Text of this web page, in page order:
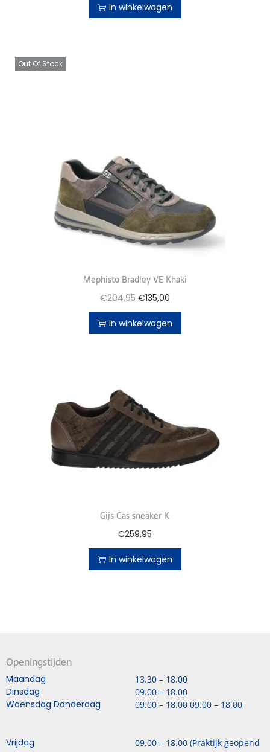
In winkelwagen
Out Of Stock
Mephisto Bradley VE Khaki
€204,95 €135,00
In winkelwagen
Gijs Cas sneaker K
€259,95
In winkelwagen
Openingstijden
Maandag
Dinsdag
Woensdag Donderdag
13.30 – 18.00
09.00 – 18.00
09.00 – 18.00 09.00 – 18.00
Vrijdag
09.00 – 18.00 (Praktijk geopend